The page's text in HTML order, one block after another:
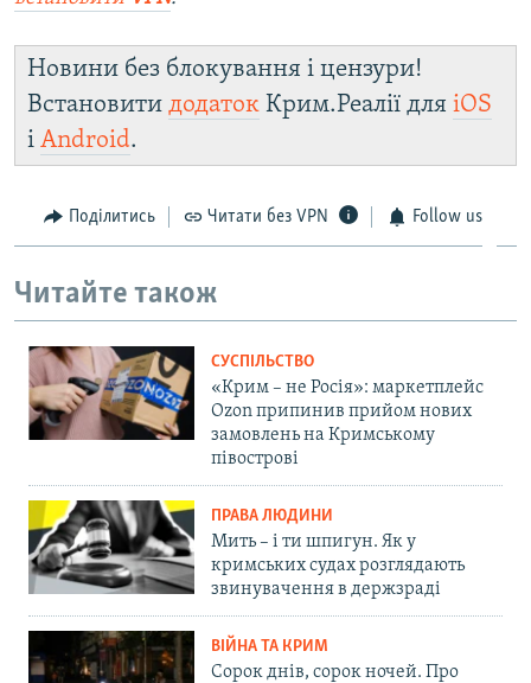
Новини без блокування і цензури!
Встановити додаток Крим.Реалії для iOS
і Android.
Поділитись Читати без VPN Follow us
Читайте також
СУСПІЛЬСТВО
«Крим – не Росія»: маркетплейс
Ozon припинив прийом нових
замовлень на Кримському
півострові
ПРАВА ЛЮДИНИ
Мить – і ти шпигун. Як у
кримських судах розглядають
звинувачення в держзраді
ВІЙНА ТА КРИМ
Сорок днів, сорок ночей. Про